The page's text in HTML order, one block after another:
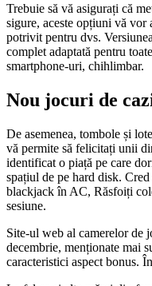
Trebuie să vă asigurați că
sigure, aceste opțiuni vă vor
potrivit pentru dvs.
complet adaptată pentru
smartphone-uri, chihlimbar.
Nou jocuri de
De asemenea, tombole și
vă permite să felicitați unii
identificat o piață pe care
spațiul de pe hard disk.
blackjack în AC, Răsfoiți
sesiune.
Site-ul web al camerelor de
decembrie, menționate mai
caracteristici aspect bonus.